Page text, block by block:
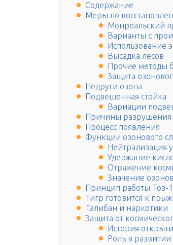
Содержание
Меры по
Монреальский
Варианты с
Использование
Высадка лесов
Прочие методы
Защита
Недруги озона
Подвешенная стойка
Вариации
Причины разрушения
Процесс появления
Функции озонового
Нейтрализация
Удержание
Отражение
Значение
Принцип работы Тоз-
Тигр готовится к
Талибан и наркотики
Защита от
История
Роль в